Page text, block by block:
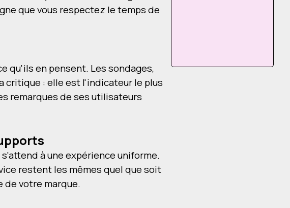
que vous respectez le temps de
qu'ils en pensent. Les sondages,
critique : elle est l'indicateur le plus
remarques de ses utilisateurs
à une expérience uniforme.
restent les mêmes quel que soit
votre marque.